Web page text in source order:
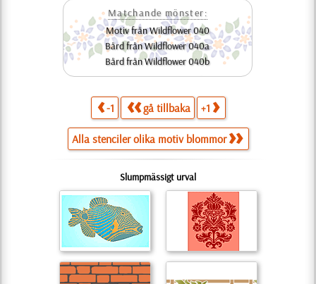
Matchande mönster:
Motiv från Wildflower 040
Bård från Wildflower 040a
Bård från Wildflower 040b
-1 gå tillbaka +1
Alla stenciler olika motiv blommor
Slumpmässigt urval